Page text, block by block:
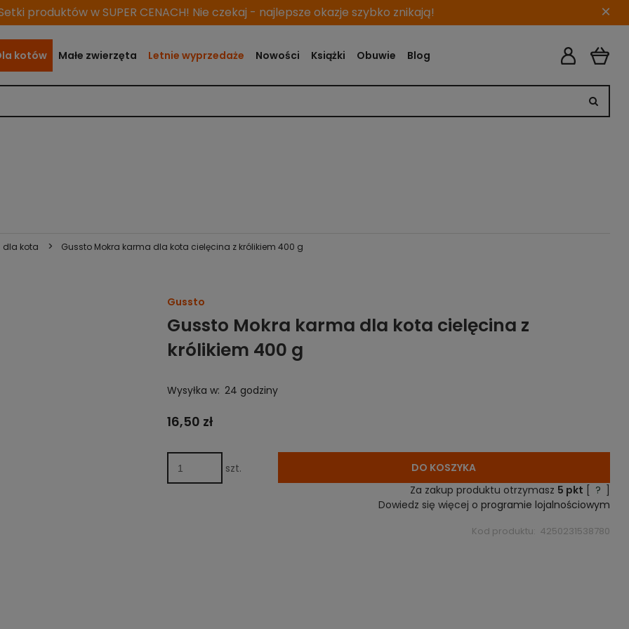
Setki produktów w SUPER CENACH! Nie czekaj - najlepsze okazje szybko znikają! ×
kotów Małe zwierzęta Letnie wyprzedaże Nowości Książki Obuwie Blog
dla kota > Gussto Mokra karma dla kota cielęcina z królikiem 400 g
Gussto
Gussto Mokra karma dla kota cielęcina z
królikiem 400 g
Wysyłka w: 24 godziny
16,50 zł
szt.
DO KOSZYKA
Za zakup produktu otrzymasz 5 pkt ?
Dowiedz się więcej oprogramie lojalnościowym
Kod produktu: 4250231538780